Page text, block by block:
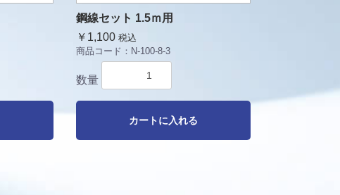
鋼線セット 1.5ｍ用
￥1,100 税込
商品コード： N-100-8-3
数量
カートに入れる